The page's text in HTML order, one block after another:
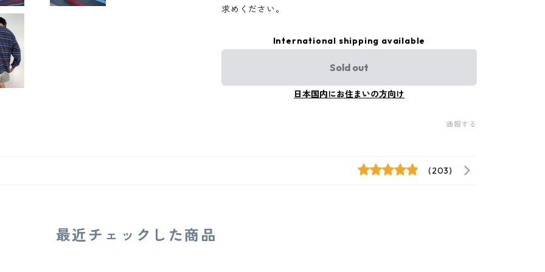
求めください。
International shipping available
Sold out
日本国内にお住まいの方向け
通報する
(203)
最近チェックした商品